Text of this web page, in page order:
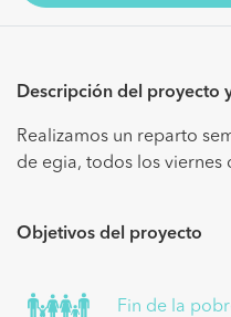
Descripción del proyecto
Realizamos un reparto
de egia, todos los viernes
Objetivos del proyecto
Fin de la